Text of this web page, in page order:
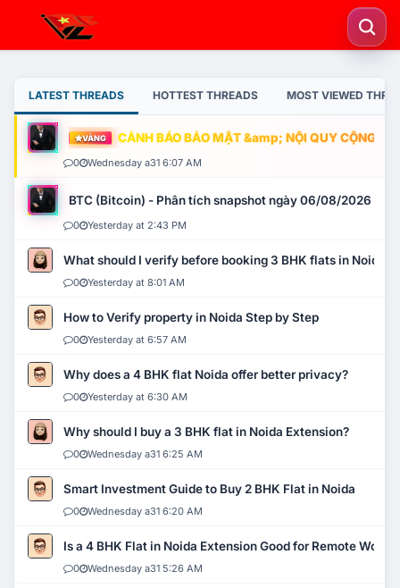
LATEST THREADS HOTTEST THREADS MOST VIEWED
VÀNG CẢNH BÁO BẢO MẬT &amp; NỘI QUY CỘNG
0 Wednesday a31 6:07 AM
BTC (Bitcoin) - Phân tích snapshot ngày 06/08/2026
0 Yesterday at 2:43 PM
What should I verify before booking 3 BHK flats in Noida?
0 Yesterday at 8:01 AM
How to Verify property in Noida Step by Step
0 Yesterday at 6:57 AM
Why does a 4 BHK flat Noida offer better privacy?
0 Yesterday at 6:30 AM
Why should I buy a 3 BHK flat in Noida Extension?
0 Wednesday a31 6:25 AM
Smart Investment Guide to Buy 2 BHK Flat in Noida
0 Wednesday a31 6:20 AM
Is a 4 BHK Flat in Noida Extension Good for Remote Work?
0 Wednesday a31 5:26 AM